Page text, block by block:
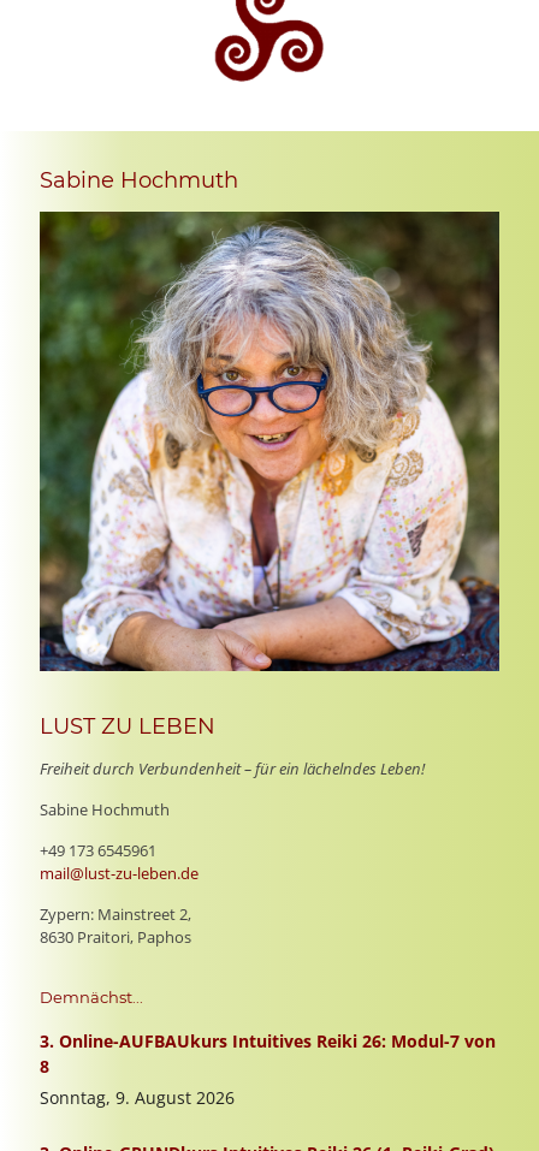
Sabine Hochmuth
LUST ZU LEBEN
Freiheit durch Verbundenheit – für ein lächelndes Leben!
Sabine Hochmuth
+49 173 6545961
mail@lust-zu-leben.de
Zypern: Mainstreet 2,
8630 Praitori, Paphos
Demnächst...